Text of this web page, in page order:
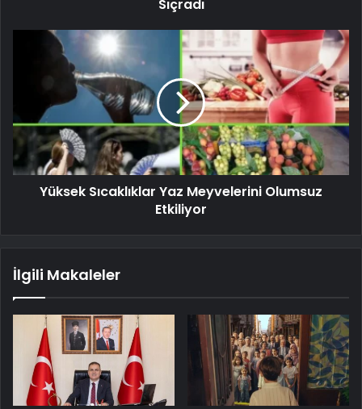
Sıçradı
Yüksek Sıcaklıklar Yaz Meyvelerini Olumsuz
Etkiliyor
İlgili Makaleler